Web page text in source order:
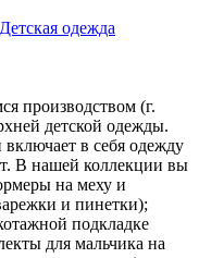
Детская одежда
производством (г.
детской одежды.
в себя одежду
В нашей коллекции вы
на меху и
и пинетки);
подкладке
для мальчика на